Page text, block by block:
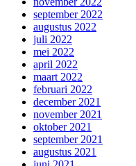
september 2022
augustus 2022
juli 2022
mei 2022
april 2022
maart 2022
februari 2022
december 2021
november 2021
oktober 2021
september 2021
augustus 2021